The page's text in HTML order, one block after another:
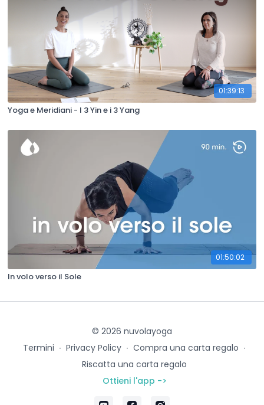
01:39:13
Yoga e Meridiani - I 3 Yin e i 3 Yang
01:50:02
In volo verso il Sole
© 2026 nuvolayoga
Termini ∙ Privacy Policy ∙ Compra una carta regalo ∙
Riscatta una carta regalo
Ottieni l'app ->